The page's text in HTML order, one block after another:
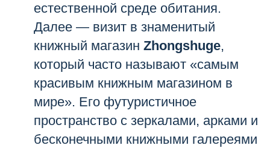
естественной среде обитания.
Далее — визит в знаменитый
книжный магазин Zhongshuge,
который часто называют «самым
красивым книжным магазином в
мире». Его футуристичное
пространство с зеркалами, арками и
бесконечными книжными галереями